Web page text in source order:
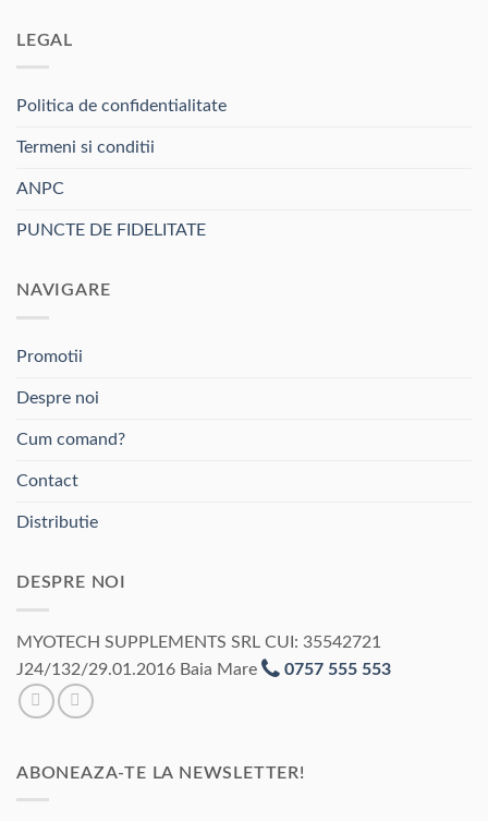
LEGAL
Politica de confidentialitate
Termeni si conditii
ANPC
PUNCTE DE FIDELITATE
NAVIGARE
Promotii
Despre noi
Cum comand?
Contact
Distributie
DESPRE NOI
MYOTECH SUPPLEMENTS SRL CUI: 35542721
J24/132/29.01.2016 Baia Mare
0757 555 553
ABONEAZA-TE LA NEWSLETTER!